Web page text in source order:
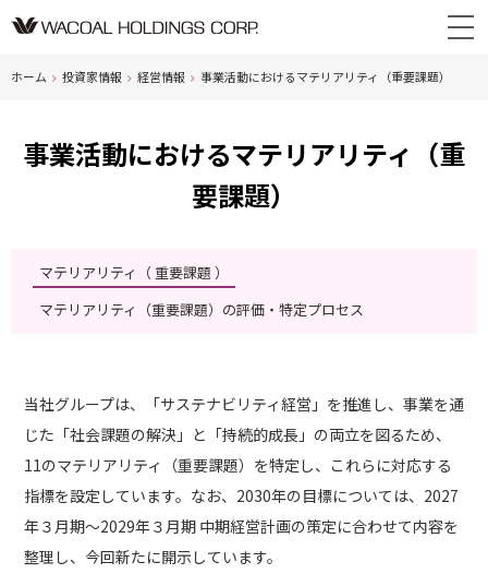
ホーム 投資家情報 経営情報 事業活動におけるマテリアリティ（重要課題）
事業活動におけるマテリアリティ（重
要課題）
マテリアリティ（ 重要課題 ）
マテリアリティ（重要課題）の評価・特定プロセス
当社グループは、「サステナビリティ経営」を推進し、事業を通
じた「社会課題の解決」と「持続的成長」の両立を図るため、
11のマテリアリティ（重要課題）を特定し、これらに対応する
指標を設定しています。なお、2030年の目標については、2027
年３月期～2029年３月期 中期経営計画の策定に合わせて内容を
整理し、今回新たに開示しています。